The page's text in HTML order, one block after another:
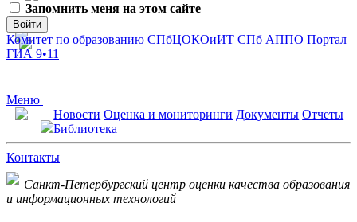
Запомнить меня на этом сайте
Войти
Комитет по образованию СПбЦОКОиИТ СПб АППО Портал
ГИА 9•11
Меню
Новости Оценка и мониторинги Документы Отчеты
Библиотека
Контакты
Санкт-Петербургский центр оценки качества образования
и информационных технологий